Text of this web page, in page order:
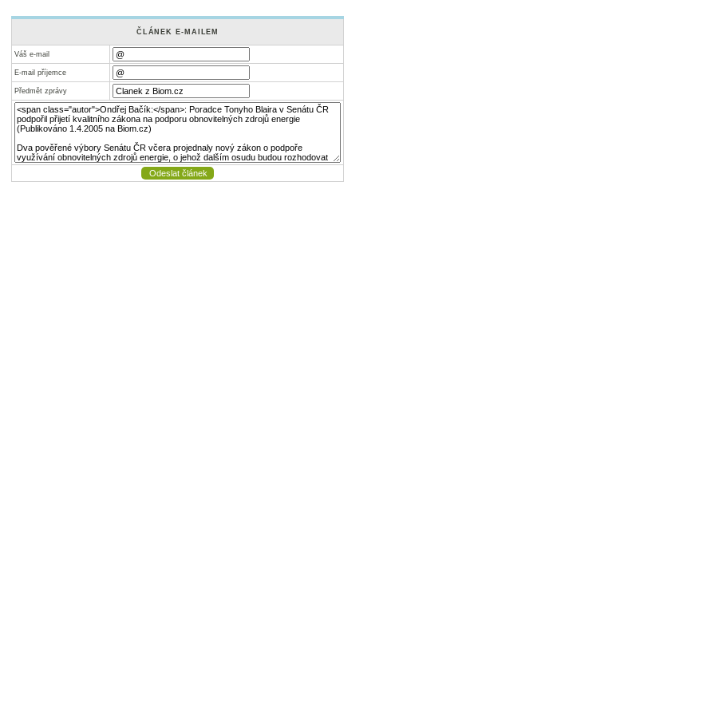
ČLÁNEK E-MAILEM
Váš e-mail
E-mail příjemce
Předmět zprávy